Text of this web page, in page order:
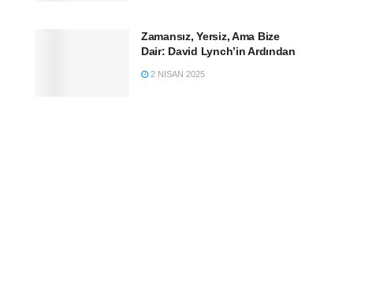
Zamansız, Yersiz, Ama Bize
Dair: David Lynch’in Ardından
2 NISAN 2025